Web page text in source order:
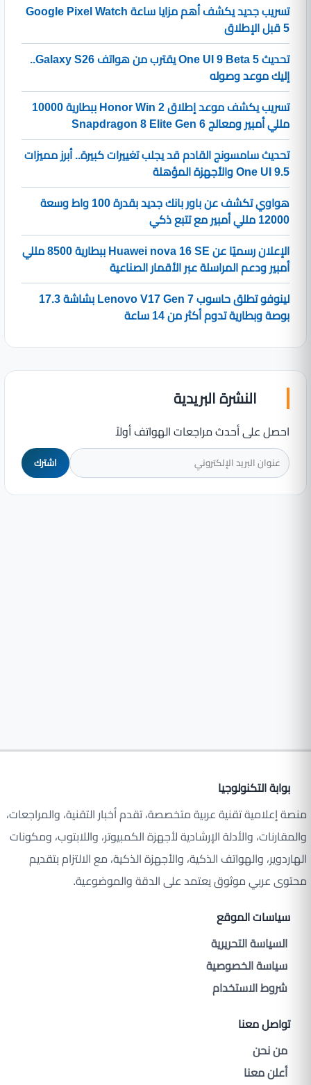
تسريب جديد يكشف أهم مزايا ساعة Google Pixel Watch
5 قبل الإطلاق
تحديث One UI 9 Beta 5 يقترب من هواتف Galaxy S26..
إليك موعد وصوله
تسريب يكشف موعد إطلاق Honor Win 2 ببطارية 10000
مللي أمبير ومعالج Snapdragon 8 Elite Gen 6
تحديث سامسونج القادم قد يجلب تغييرات كبيرة.. أبرز مميزات
One UI 9.5 والأجهزة المؤهلة
هواوي تكشف عن باور بانك جديد بقدرة 100 واط وسعة
12000 مللي أمبير مع تتبع ذكي
الإعلان رسميًا عن Huawei nova 16 SE ببطارية 8500 مللي
أمبير ودعم المراسلة عبر الأقمار الصناعية
لينوفو تطلق حاسوب Lenovo V17 Gen 7 بشاشة 17.3
بوصة وبطارية تدوم أكثر من 14 ساعة
النشرة البريدية
احصل على أحدث مراجعات الهواتف أولاً
اشترك
بوابة التكنولوجيا
منصة إعلامية تقنية عربية متخصصة، تقدم أخبار التقنية، والمراجعات،
والمقارنات، والأدلة الإرشادية لأجهزة الكمبيوتر، واللابتوب، ومكونات
الهاردوير، والهواتف الذكية، والأجهزة الذكية، مع الالتزام بتقديم
محتوى عربي موثوق يعتمد على الدقة والموضوعية.
سياسات الموقع
السياسة التحريرية
سياسة الخصوصية
شروط الاستخدام
تواصل معنا
من نحن
أعلن معنا